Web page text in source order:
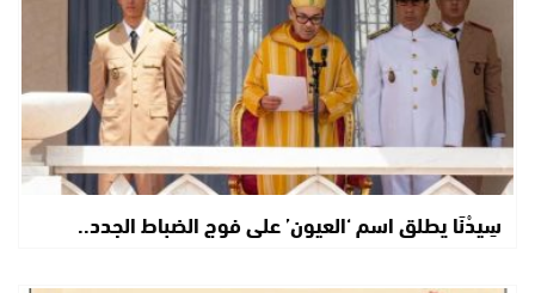
سِيدْنَا يطلق اسم ‘العيون’ على فوج الضباط الجدد..